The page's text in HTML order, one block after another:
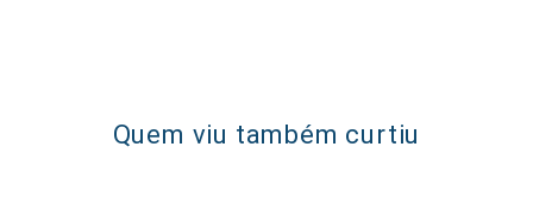
Quem viu também curtiu